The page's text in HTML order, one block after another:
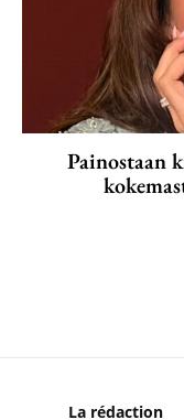
Painostaan
La rédaction